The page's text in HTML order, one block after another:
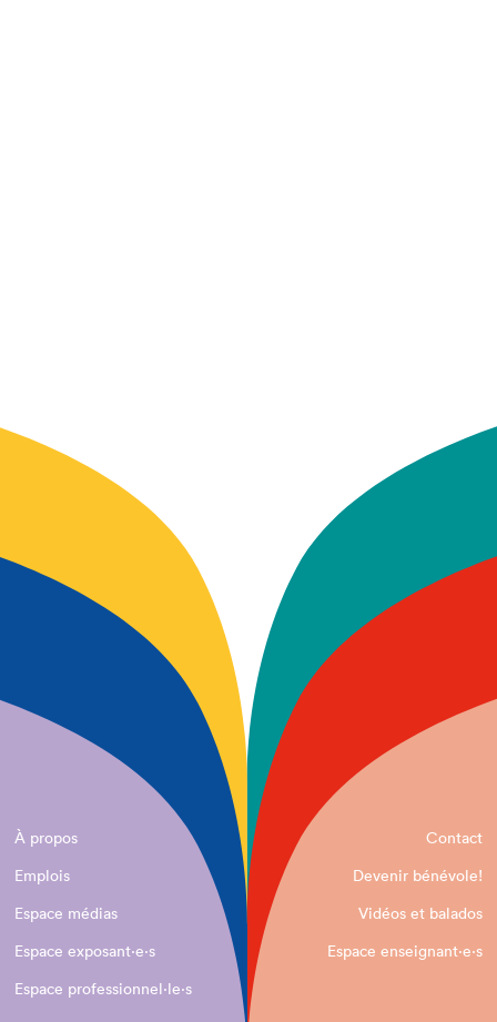
À propos
Contact
Emplois
Devenir bénévole!
Espace médias
Vidéos et balados
Espace exposant·e⋅s
Espace enseignant·e⋅s
Espace professionnel·le⋅s